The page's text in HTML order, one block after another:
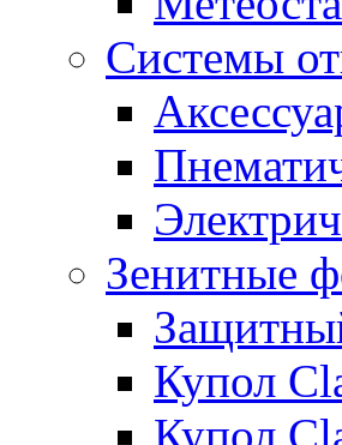
Системы
Зенитные
Купол
Купол